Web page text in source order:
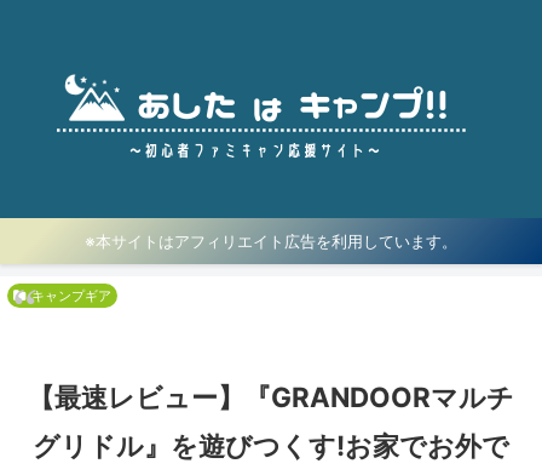
※本サイトはアフィリエイト広告を利用しています。
キャンプギア
【最速レビュー】『GRANDOORマルチ
グリドル』を遊びつくす!お家でお外で